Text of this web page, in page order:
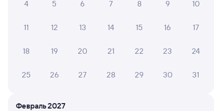
Самый быстрый
273И Проходящий 7,7
Новосибирск
в Адлер
23:23 22:20
Дни следования
4 5 6 7 8 9 10
11 12 13 14 15 16 17
18 19 20 21 22 23 24
25 26 27 28 29 30 31
Февраль 2027